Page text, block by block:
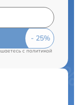
c политикой